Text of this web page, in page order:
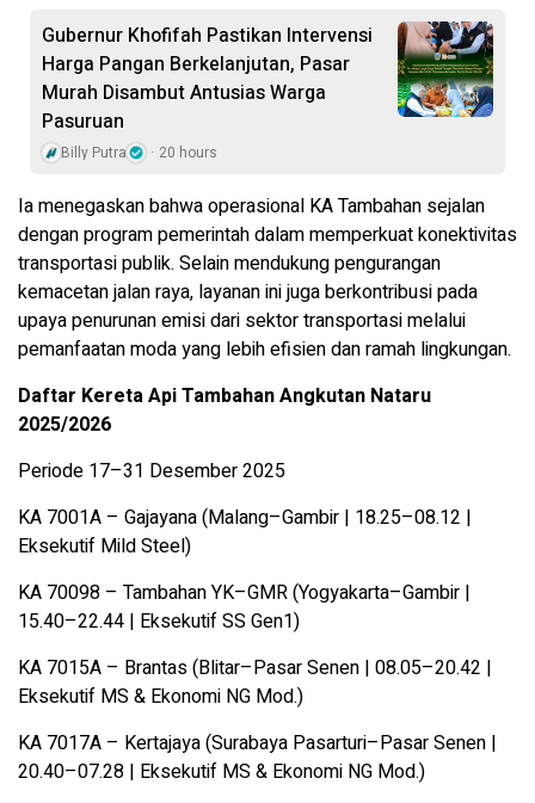
Gubernur Khofifah Pastikan Intervensi
Harga Pangan Berkelanjutan, Pasar
Murah Disambut Antusias Warga
Pasuruan
Billy Putra 20 hours
Ia menegaskan bahwa operasional KA Tambahan sejalan
dengan program pemerintah dalam memperkuat konektivitas
transportasi publik. Selain mendukung pengurangan
kemacetan jalan raya, layanan ini juga berkontribusi pada
upaya penurunan emisi dari sektor transportasi melalui
pemanfaatan moda yang lebih efisien dan ramah lingkungan.
Daftar Kereta Api Tambahan Angkutan Nataru
2025/2026
Periode 17–31 Desember 2025
KA 7001A – Gajayana (Malang–Gambir | 18.25–08.12 |
Eksekutif Mild Steel)
KA 70098 – Tambahan YK–GMR (Yogyakarta–Gambir |
15.40–22.44 | Eksekutif SS Gen1)
KA 7015A – Brantas (Blitar–Pasar Senen | 08.05–20.42 |
Eksekutif MS & Ekonomi NG Mod.)
KA 7017A – Kertajaya (Surabaya Pasarturi–Pasar Senen |
20.40–07.28 | Eksekutif MS & Ekonomi NG Mod.)